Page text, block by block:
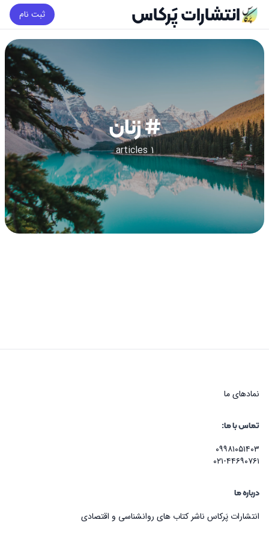
انتشارات پَرکاس ثبت نام
# زنان
1 articles
نماد‌های ما
تماس با ما:
۰۹۹۸۱۰۵۱۴۰۳
۰۲۱-۴۴۶۹۰۷۶۱
درباره ما
انتشارات پَرکاس ناشر کتاب های روانشناسی و اقتصادی